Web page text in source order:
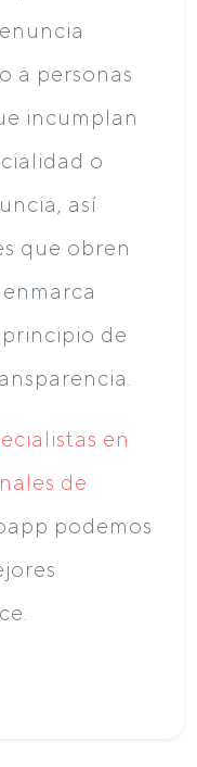
a personas
incumplan
o
así
que obren
de
en
de
podemos